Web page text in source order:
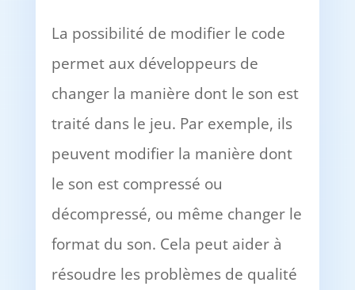
La possibilité de modifier le code
permet aux développeurs de
changer la manière dont le son est
traité dans le jeu. Par exemple, ils
peuvent modifier la manière dont
le son est compressé ou
décompressé, ou même changer le
format du son. Cela peut aider à
résoudre les problèmes de qualité